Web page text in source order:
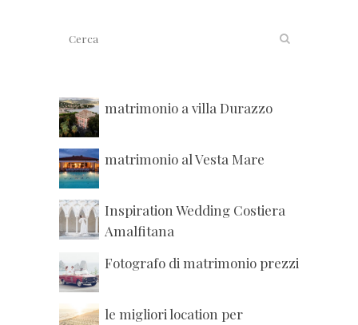
matrimonio a villa Durazzo
matrimonio al Vesta Mare
Inspiration Wedding Costiera
Amalfitana
Fotografo di matrimonio prezzi
le migliori location per